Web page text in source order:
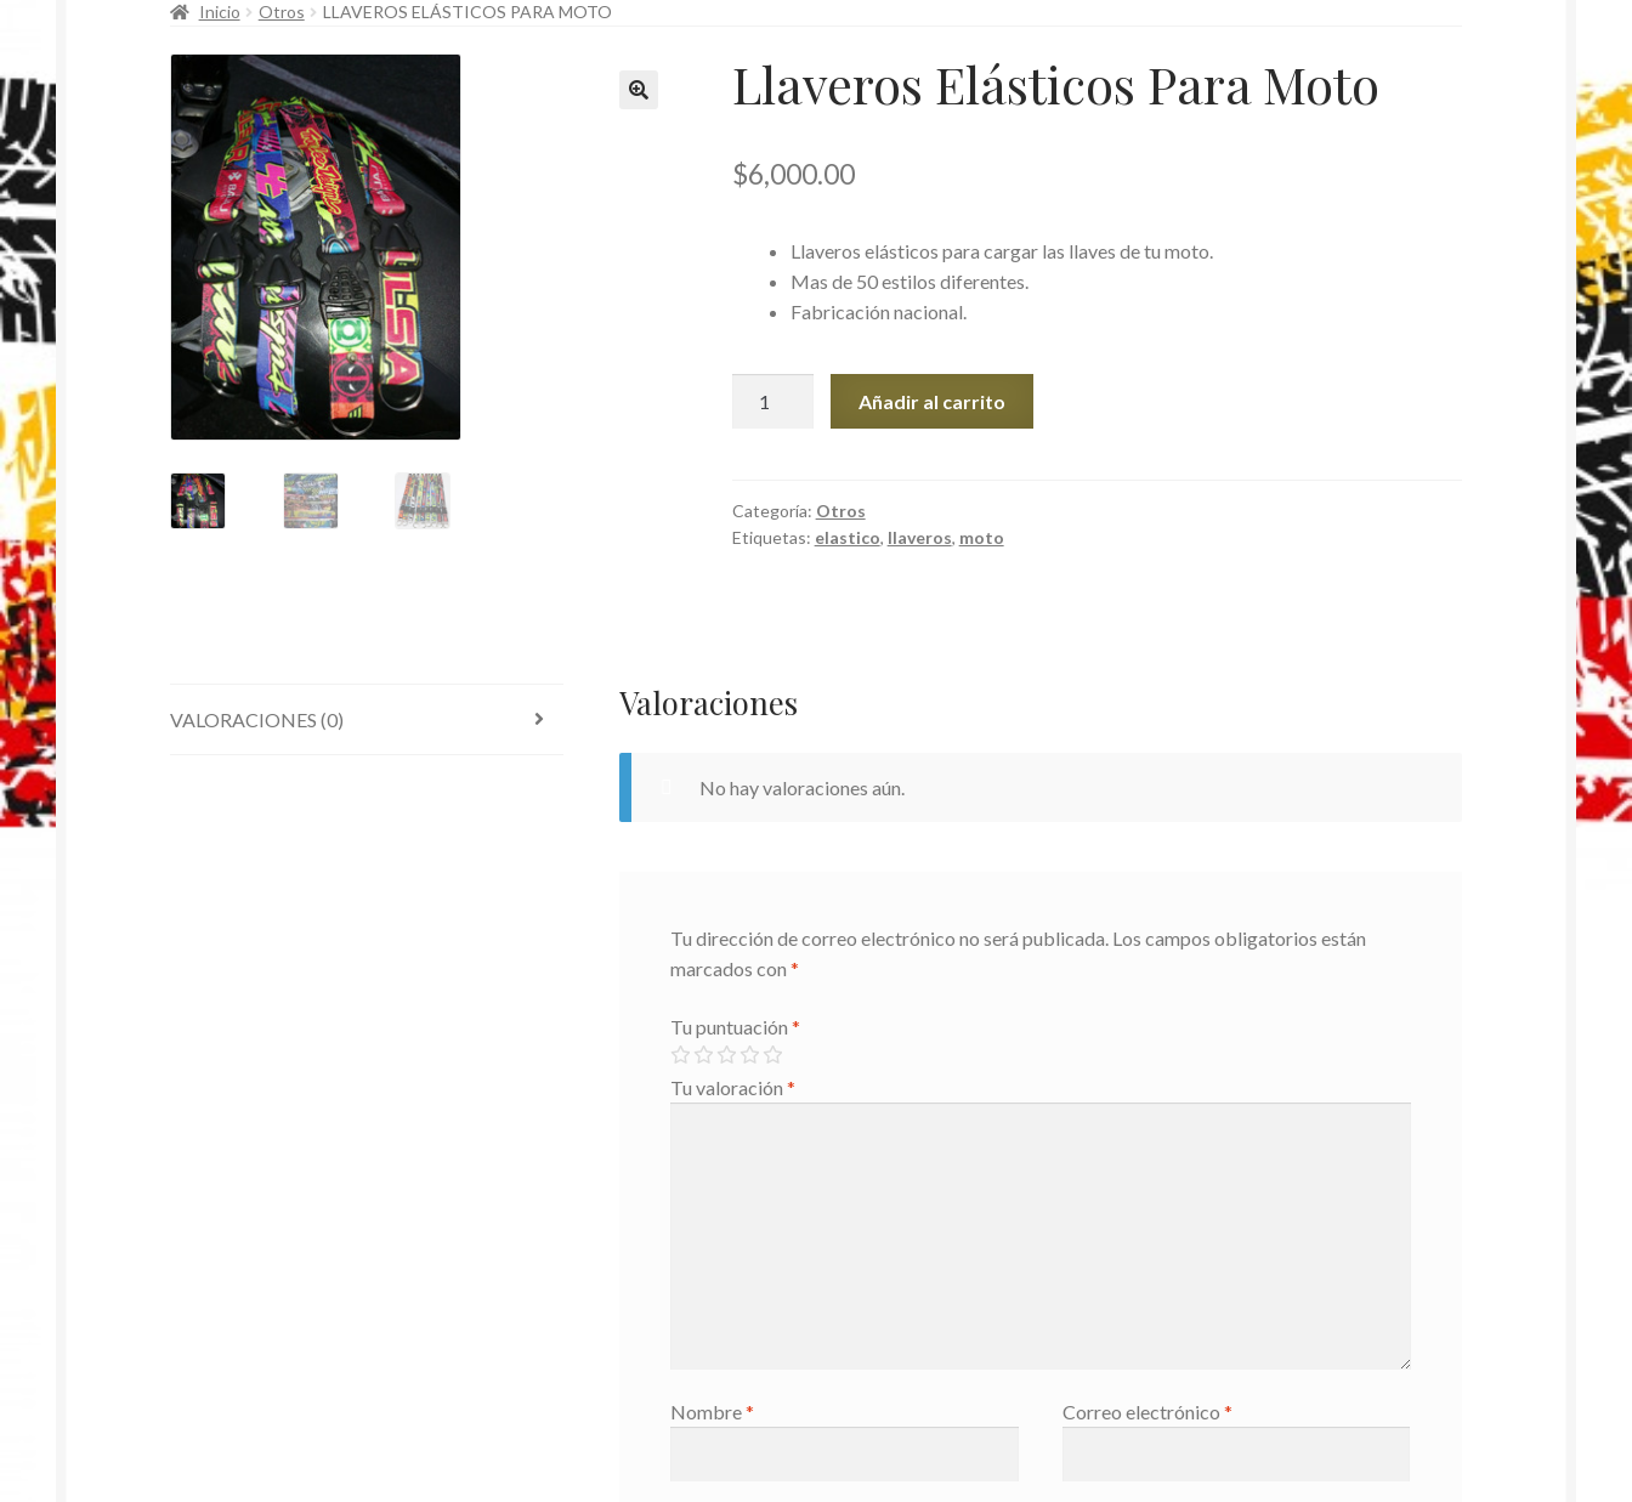
Inicio Otros LLAVEROS ELÁSTICOS PARA MOTO
Llaveros Elásticos Para Moto
$6,000.00
Llaveros elásticos para cargar las llaves de tu moto.
Mas de 50 estilos diferentes.
Fabricación nacional.
cantidad
Añadir al carrito
Categoría: Otros
Etiquetas: elastico, llaveros, moto
VALORACIONES (0) Valoraciones
No hay valoraciones aún.
Tu dirección de correo electrónico no será publicada. Los campos obligatorios están
marcados con *
Tu puntuación *
Tu valoración *
Nombre* Correo electrónico *